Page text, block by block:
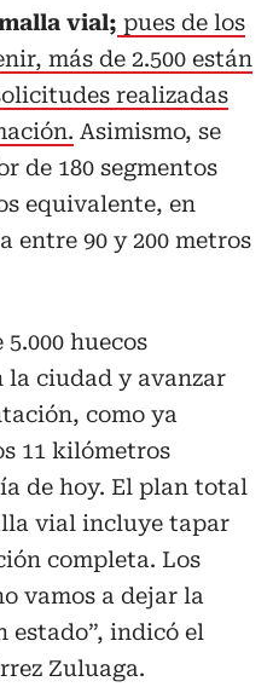
vial; pues de los
más de 2.500 están
realizadas
Asimismo, se
de 180 segmentos
equivalente, en
entre 90 y 200 metros
huecos
la ciudad y avanzar
como ya
11 kilómetros
de hoy. El plan total
vial incluye tapar
completa. Los
vamos a dejar la
estado”, indicó el
Zuluaga.